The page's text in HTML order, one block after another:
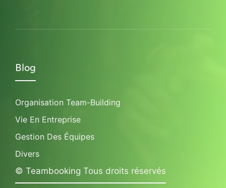
Blog
Organisation Team-Building
Vie En Entreprise
Gestion Des Équipes
Divers
© Teambooking Tous droits réservés